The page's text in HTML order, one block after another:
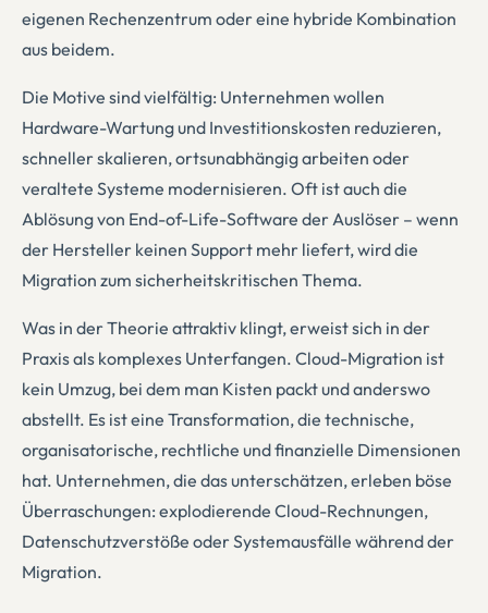
eigenen Rechenzentrum oder eine hybride Kombination
aus beidem.
Die Motive sind vielfältig: Unternehmen wollen
Hardware-Wartung und Investitionskosten reduzieren,
schneller skalieren, ortsunabhängig arbeiten oder
veraltete Systeme modernisieren. Oft ist auch die
Ablösung von End-of-Life-Software der Auslöser – wenn
der Hersteller keinen Support mehr liefert, wird die
Migration zum sicherheitskritischen Thema.
Was in der Theorie attraktiv klingt, erweist sich in der
Praxis als komplexes Unterfangen. Cloud-Migration ist
kein Umzug, bei dem man Kisten packt und anderswo
abstellt. Es ist eine Transformation, die technische,
organisatorische, rechtliche und finanzielle Dimensionen
hat. Unternehmen, die das unterschätzen, erleben böse
Überraschungen: explodierende Cloud-Rechnungen,
Datenschutzverstöße oder Systemausfälle während der
Migration.